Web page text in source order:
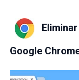
Google